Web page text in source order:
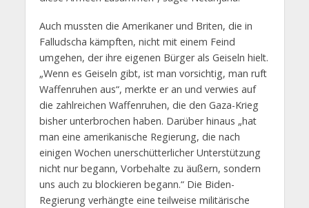
Auch mussten die Amerikaner und Briten, die in
Falludscha kämpften, nicht mit einem Feind
umgehen, der ihre eigenen Bürger als Geiseln hielt.
„Wenn es Geiseln gibt, ist man vorsichtig, man ruft
Waffenruhen aus“, merkte er an und verwies auf
die zahlreichen Waffenruhen, die den Gaza-Krieg
bisher unterbrochen haben. Darüber hinaus „hat
man eine amerikanische Regierung, die nach
einigen Wochen unerschütterlicher Unterstützung
nicht nur begann, Vorbehalte zu äußern, sondern
uns auch zu blockieren begann.“ Die Biden-
Regierung verhängte eine teilweise militärische